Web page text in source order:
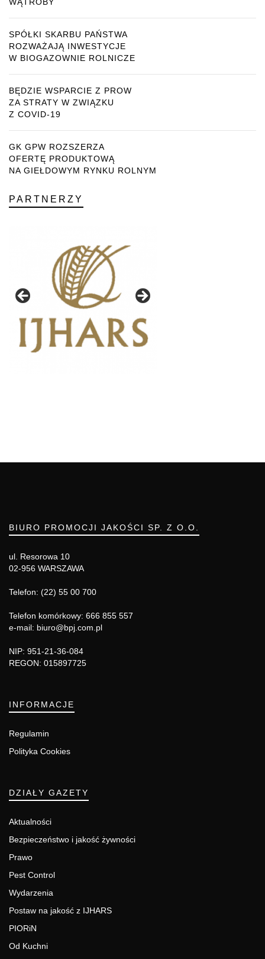
WĄTROBY
SPÓŁKI SKARBU PAŃSTWA
ROZWAŻAJĄ INWESTYCJE
W BIOGAZOWNIE ROLNICZE
BĘDZIE WSPARCIE Z PROW
ZA STRATY W ZWIĄZKU
Z COVID-19
GK GPW ROZSZERZA
OFERTĘ PRODUKTOWĄ
NA GIEŁDOWYM RYNKU ROLNYM
PARTNERZY
BIURO PROMOCJI JAKOŚCI SP. Z O.O.
ul. Resorowa 10
02-956 WARSZAWA
Telefon: (22) 55 00 700
Telefon komórkowy: 666 855 557
e-mail: biuro@bpj.com.pl
NIP: 951-21-36-084
REGON: 015897725
INFORMACJE
Regulamin
Polityka Cookies
DZIAŁY GAZETY
Aktualności
Bezpieczeństwo i jakość żywności
Prawo
Pest Control
Wydarzenia
Postaw na jakość z IJHARS
PIORiN
Od Kuchni